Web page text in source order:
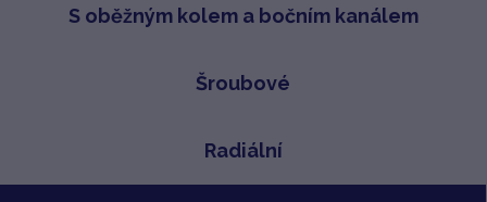
S oběžným kolem a bočním kanálem
Šroubové
Radiální